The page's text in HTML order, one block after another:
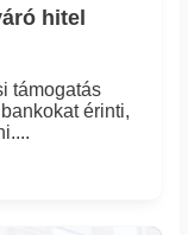
hitel
támogatás
érinti,